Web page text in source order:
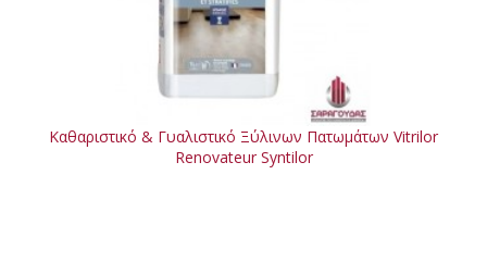
Καθαριστικό & Γυαλιστικό Ξύλινων Πατωμάτων Vitrilor
Renovateur Syntilor